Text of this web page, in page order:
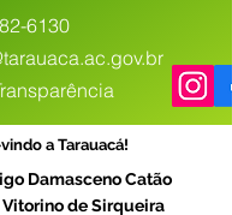
6130
a Tarauacá!
Damasceno Catão
de Sirqueira